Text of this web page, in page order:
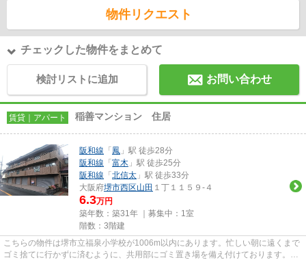
物件リクエスト
チェックした物件をまとめて
検討リストに追加 お問い合わせ
賃貸｜アパート 稲善マンション 住居
阪和線 「 鳳 」駅 徒歩28分
阪和線 「 富木 」駅 徒歩25分
阪和線 「 北信太 」駅 徒歩33分
大阪府堺市西区山田 １丁１１５９-４
6.3万円
築年数：築31年 ｜募集中： 1室
階数：3階建
こちらの物件は堺市立福泉小学校が1006m以内にあります。忙しい朝に遠くまで
ゴミ捨てに行かずに済むように、共用部にゴミ置き場を備え付けております。